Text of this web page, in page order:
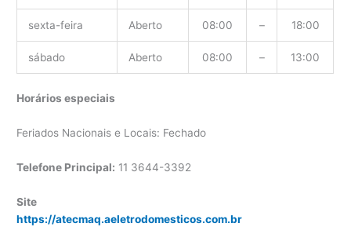
sexta-feira Aberto 08:00 – 18:00
sábado Aberto 08:00 – 13:00
Horários especiais
Feriados Nacionais e Locais: Fechado
Telefone Principal: 11 3644-3392
Site
https://atecmaq.aeletrodomesticos.com.br